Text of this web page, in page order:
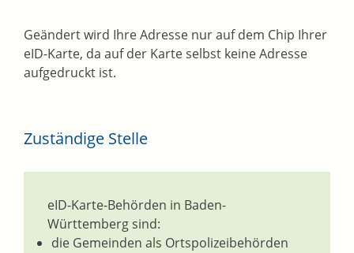
Geändert wird Ihre Adresse nur auf dem Chip Ihrer
eID-Karte, da auf der Karte selbst keine Adresse
aufgedruckt ist.
Zuständige Stelle
eID-Karte-Behörden in Baden-
Württemberg sind:
die Gemeinden als Ortspolizeibehörden